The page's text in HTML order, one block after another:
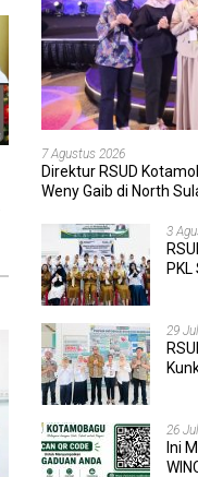
7 Agustus 2026
Direktur RSUD
Weny Gaib di North
3
29
26
Ini